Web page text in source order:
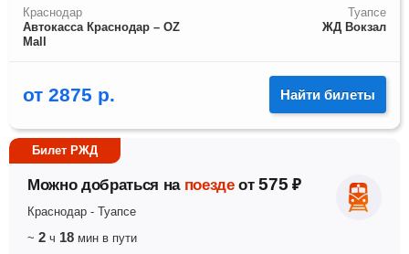
Краснодар
Автокасса Краснодар – OZ
Mall
Туапсе
ЖД Вокзал
от 2875 р. Найти билеты
Билет РЖД
Можно добраться на поезде от 575 ₽
Краснодар - Туапсе
~ 2 ч 18 мин в пути